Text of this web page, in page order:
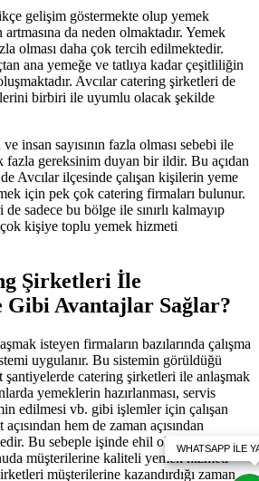
gelişim göstermekte olup yemek
da neden olmaktadır. Yemek
olması daha çok tercih edilmektedir.
ana yemeğe ve tatlıya kadar çeşitliliğin
Avcılar catering şirketleri de
birbiri ile uyumlu olacak şekilde
insan sayısının fazla olması sebebi ile
fazla gereksinim duyan bir ildir. Bu açıdan
Avcılar ilçesinde çalışan kişilerin yeme
için pek çok catering firmaları bulunur.
sadece bu bölge ile sınırlı kalmayıp
kişiye toplu yemek hizmeti
Şirketleri İle
Gibi Avantajlar Sağlar?
isteyen firmaların bazılarında çalışma
uygulanır. Bu sistemin görüldüğü
şantiyelerde catering şirketleri ile anlaşmak
yemeklerin hazırlanması, servis
edilmesi vb. gibi işlemler için çalışan
hem de zaman açısından
Bu sebeple işinde ehil olan Avcılar
müşterilerine kaliteli yemek hizmeti
müşterilerine kazandırdığı zaman